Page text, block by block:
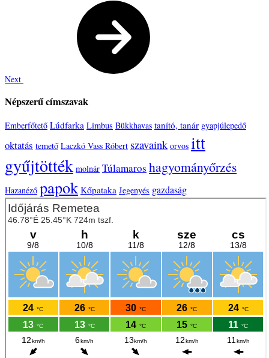
Next
Népszerű címszavak
Emberfőtető Lúdfarka Limbus Bükkhavas tanító, tanár gyapjúlepedő
oktatás temető Laczkó Vass Róbert szavaink orvos itt
gyűjtötték molnár Túlamaros hagyományőrzés
Hazanéző papok Kőpataka Jegenyés gazdaság